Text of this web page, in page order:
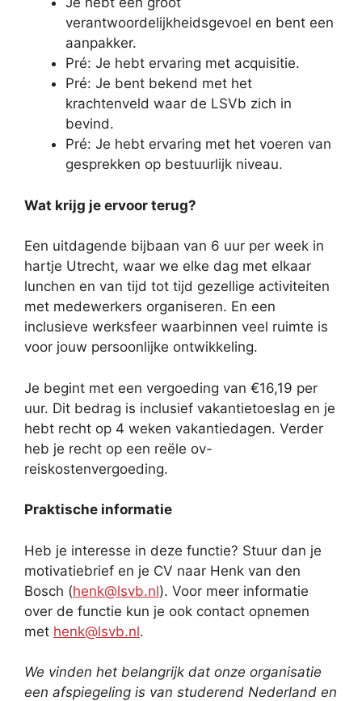
verantwoordelijkheidsgevoel en bent een
aanpakker.
Pré: Je hebt ervaring met acquisitie.
Pré: Je bent bekend met het
krachtenveld waar de LSVb zich in
bevind.
Pré: Je hebt ervaring met het voeren van
gesprekken op bestuurlijk niveau.
Wat krijg je ervoor terug?
Een uitdagende bijbaan van 6 uur per week in
hartje Utrecht, waar we elke dag met elkaar
lunchen en van tijd tot tijd gezellige activiteiten
met medewerkers organiseren. En een
inclusieve werksfeer waarbinnen veel ruimte is
voor jouw persoonlijke ontwikkeling.
Je begint met een vergoeding van €16,19 per
uur. Dit bedrag is inclusief vakantietoeslag en je
hebt recht op 4 weken vakantiedagen. Verder
heb je recht op een reële ov-
reiskostenvergoeding.
Praktische informatie
Heb je interesse in deze functie? Stuur dan je
motivatiebrief en je CV naar Henk van den
Bosch (henk@lsvb.nl). Voor meer informatie
over de functie kun je ook contact opnemen
met henk@lsvb.nl.
We vinden het belangrijk dat onze organisatie
een afspiegeling is van studerend Nederland en